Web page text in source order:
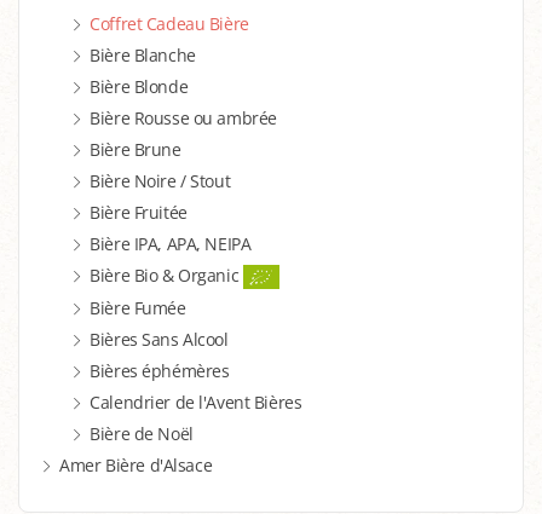
Coffret Cadeau Bière
Bière Blanche
Bière Blonde
Bière Rousse ou ambrée
Bière Brune
Bière Noire / Stout
Bière Fruitée
Bière IPA, APA, NEIPA
Bière Bio & Organic
Bière Fumée
Bières Sans Alcool
Bières éphémères
Calendrier de l'Avent Bières
Bière de Noël
Amer Bière d'Alsace